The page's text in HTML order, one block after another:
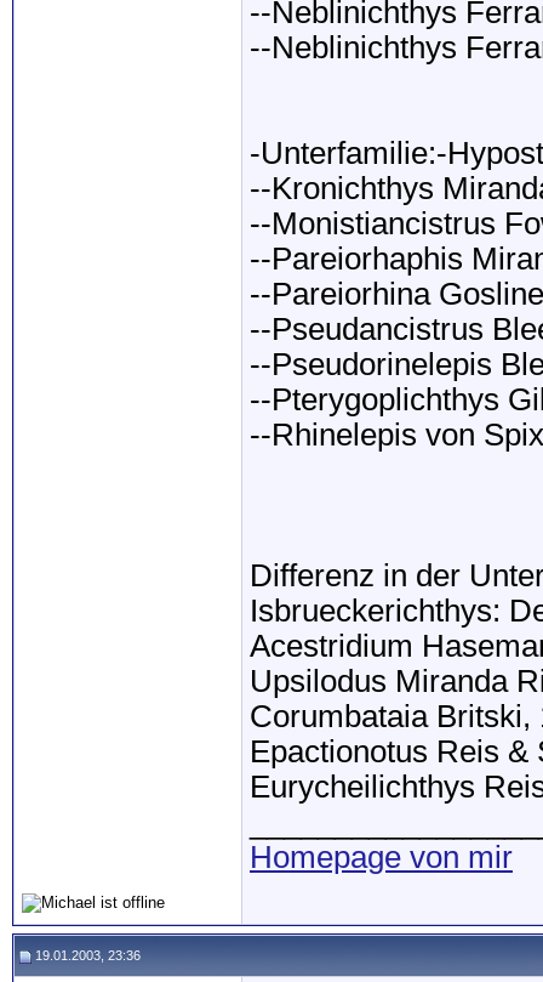
--Neblinichthys
--Neblinichthys
-Unterfamilie:-
--Kronichthys
--Monistiancistrus
--Pareiorhaphis
--Pareiorhina
--Pseudancistrus
--Pseudorinelepis
--Pterygoplichthys
--Rhinelepis von
Differenz in der
Isbrueckerichthys:
Acestridium
Upsilodus Miranda
Corumbataia Britski,
Epactionotus Reis &
Eurycheilichthys
Homepage von mir
19.01.2003, 23:36